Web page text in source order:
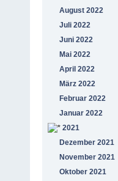
August 2022
Juli 2022
Juni 2022
Mai 2022
April 2022
März 2022
Februar 2022
Januar 2022
2021
Dezember 2021
November 2021
Oktober 2021